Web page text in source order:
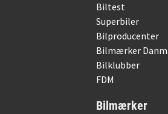
Biltest
Superbiler
Bilproducenter
Bilmærker
Bilklubber
FDM
Bilmærker